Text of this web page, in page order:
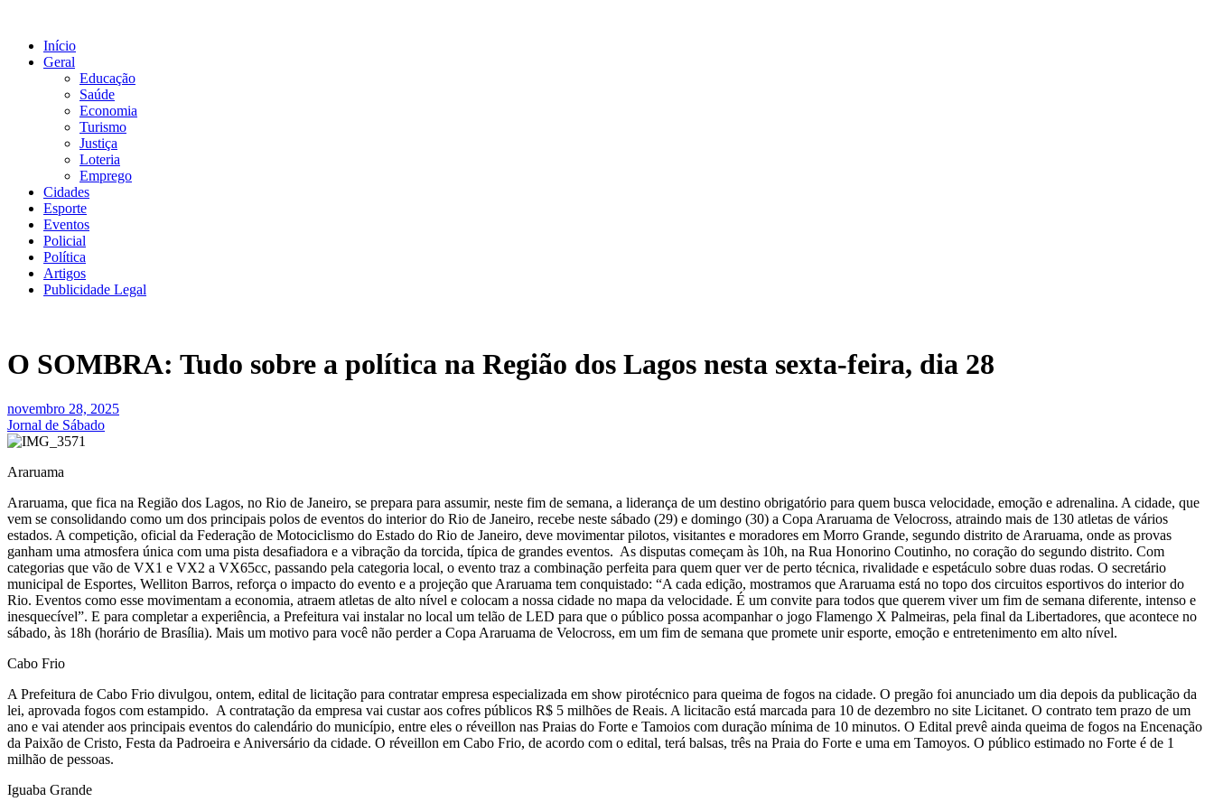
conteúdo
Início
Geral
Educação
Saúde
Economia
Turismo
Justiça
Loteria
Emprego
Cidades
Esporte
Eventos
Policial
Política
Artigos
Publicidade Legal
O SOMBRA: Tudo sobre a política na Região dos Lagos nesta sexta-feira, dia 28
novembro 28, 2025
Jornal de Sábado
Araruama
Araruama, que fica na Região dos Lagos, no Rio de Janeiro, se prepara para assumir, neste fim de semana, a liderança de um destino obrigatório para quem busca velocidade, emoção e adrenalina. A cidade, que
vem se consolidando como um dos principais polos de eventos do interior do Rio de Janeiro, recebe neste sábado (29) e domingo (30) a Copa Araruama de Velocross, atraindo mais de 130 atletas de vários
estados. A competição, oficial da Federação de Motociclismo do Estado do Rio de Janeiro, deve movimentar pilotos, visitantes e moradores em Morro Grande, segundo distrito de Araruama, onde as provas
ganham uma atmosfera única com uma pista desafiadora e a vibração da torcida, típica de grandes eventos. As disputas começam às 10h, na Rua Honorino Coutinho, no coração do segundo distrito. Com
categorias que vão de VX1 e VX2 a VX65cc, passando pela categoria local, o evento traz a combinação perfeita para quem quer ver de perto técnica, rivalidade e espetáculo sobre duas rodas. O secretário
municipal de Esportes, Welliton Barros, reforça o impacto do evento e a projeção que Araruama tem conquistado: “A cada edição, mostramos que Araruama está no topo dos circuitos esportivos do interior do
Rio. Eventos como esse movimentam a economia, atraem atletas de alto nível e colocam a nossa cidade no mapa da velocidade. É um convite para todos que querem viver um fim de semana diferente, intenso e
inesquecível”. E para completar a experiência, a Prefeitura vai instalar no local um telão de LED para que o público possa acompanhar o jogo Flamengo X Palmeiras, pela final da Libertadores, que acontece no
sábado, às 18h (horário de Brasília). Mais um motivo para você não perder a Copa Araruama de Velocross, em um fim de semana que promete unir esporte, emoção e entretenimento em alto nível.
Cabo Frio
A Prefeitura de Cabo Frio divulgou, ontem, edital de licitação para contratar empresa especializada em show pirotécnico para queima de fogos na cidade. O pregão foi anunciado um dia depois da publicação da
lei, aprovada fogos com estampido. A contratação da empresa vai custar aos cofres públicos R$ 5 milhões de Reais. A licitacão está marcada para 10 de dezembro no site Licitanet. O contrato tem prazo de um
ano e vai atender aos principais eventos do calendário do município, entre eles o réveillon nas Praias do Forte e Tamoios com duração mínima de 10 minutos. O Edital prevê ainda queima de fogos na Encenação
da Paixão de Cristo, Festa da Padroeira e Aniversário da cidade. O réveillon em Cabo Frio, de acordo com o edital, terá balsas, três na Praia do Forte e uma em Tamoyos. O público estimado no Forte é de 1
milhão de pessoas.
Iguaba Grande